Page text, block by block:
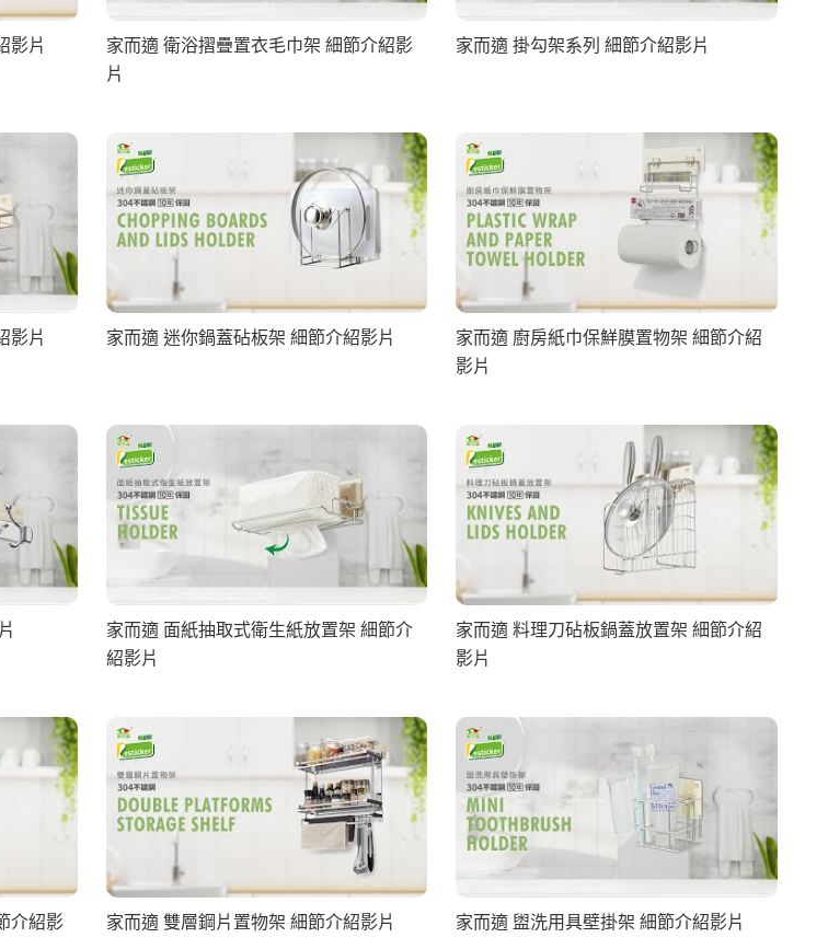
影片
家而適 衛浴摺疊置衣毛巾架 細節介紹影
片
家而適 掛勾架系列 細節介紹影片
影片 家而適 迷你鍋蓋砧板架 細節介紹影片
家而適 廚房紙巾保鮮膜置物架 細節介紹
影片
家而適 面紙抽取式衛生紙放置架 細節介
紹影片
家而適 料理刀砧板鍋蓋放置架 細節介紹
影片
介紹影
家而適 雙層鋼片置物架 細節介紹影片 家而適 盥洗用具壁掛架 細節介紹影片